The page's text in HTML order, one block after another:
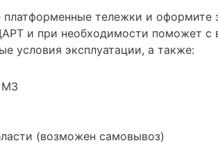
платформенные тележки и
и при необходимости поможет с
условия эксплуатации, а также:
МЗ
(возможен самовывоз)